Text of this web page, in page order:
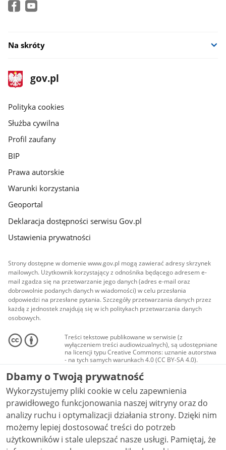
Na skróty
stopka
gov.pl
Strona
gov.pl
gov.pl
Polityka cookies
Służba cywilna
Profil zaufany
BIP
Prawa autorskie
Warunki korzystania
Geoportal
Deklaracja dostępności serwisu Gov.pl
Ustawienia prywatności
Strony dostępne w domenie www.gov.pl mogą zawierać adresy skrzynek
mailowych. Użytkownik korzystający z odnośnika będącego adresem e-
mail zgadza się na przetwarzanie jego danych (adres e-mail oraz
dobrowolnie podanych danych w wiadomości) w celu przesłania
odpowiedzi na przesłane pytania. Szczegóły przetwarzania danych przez
każdą z jednostek znajdują się w ich politykach przetwarzania danych
osobowych.
Treści tekstowe publikowane w serwisie (z
wyłączeniem treści audiowizualnych), są udostępniane
na licencji typu Creative Commons: uznanie autorstwa
- na tych samych warunkach 4.0 (CC BY-SA 4.0).
Materiały audiowizualne, w tym zdjęcia, materiały
audio i wideo, są udostępniane na licencji typu
Creative Commons: uznanie autorstwa użycie
niekomercyjne - bez utworów zależnych 4.0 (CC BY-
NC-ND 4.0), o ile nie jest to stwierdzone inaczej.
Dbamy o Twoją prywatność
Wykorzystujemy pliki cookie w celu zapewnienia
prawidłowego funkcjonowania naszej witryny oraz do
analizy ruchu i optymalizacji działania strony. Dzięki nim
możemy lepiej dostosować treści do potrzeb
użytkowników i stale ulepszać nasze usługi. Pamiętaj, że